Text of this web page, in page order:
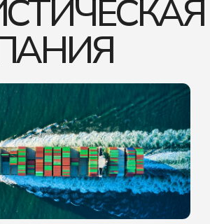
компании
занимающейся
миру